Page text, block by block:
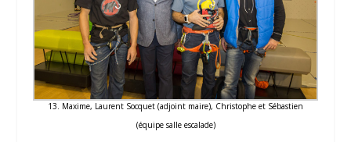
13. Maxime, Laurent Socquet (adjoint maire), Christophe et Sébastien
(équipe salle escalade)